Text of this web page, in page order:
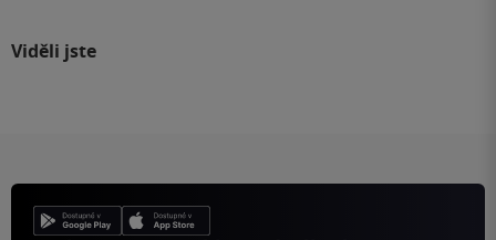
Viděli jste